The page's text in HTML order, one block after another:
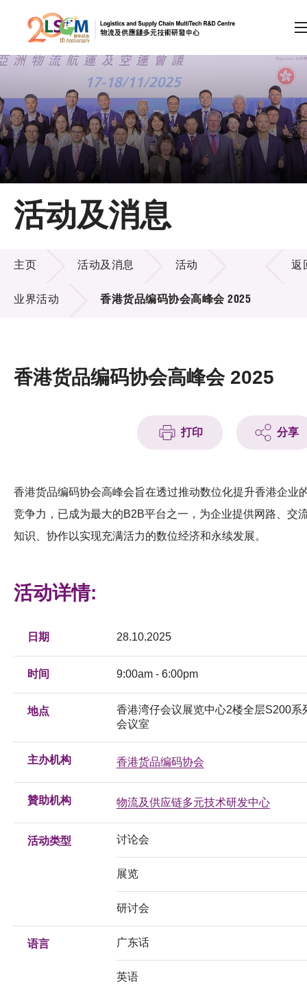
跳到内容（按回车键）
会员登录
A A EN 繁 简
主页
关于LSCM
技术商品化
项目及资助计划
活动及消息
奖项
科技分享
会籍
活动及消息
活动及消息
主页 活动及消息 活动
业界活动 香港货品编码协会高峰会 2025
返
香港货品编码协会高峰会 2025
打印 分享
香港货品编码协会高峰会旨在透过推动数位化提升香港企业
竞争力，已成为最大的B2B平台之一，为企业提供网路、交
知识、协作以实现充满活力的数位经济和永续发展。
活动详情:
日期 28.10.2025
时间 9:00am - 6:00pm
地点
香港湾仔会议展览中心2楼全层S200系
会议室
主办机构 香港货品编码协会
贊助机构 物流及供应链多元技术研发中心
活动类型 讨论会
展览
研讨会
语言 广东话
英语